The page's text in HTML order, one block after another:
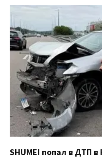
SHUMEI попал в ДТП в